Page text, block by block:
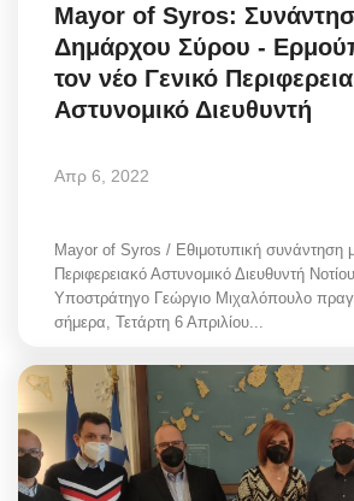
Mayor of Syros:
Δημάρχου Σύρου -
τον νέο Γενικό
Αστυνομικό Διευθυντή
Απρ 6, 2022
Mayor of Syros / Εθιμοτυπική συνάντηση
Περιφερειακό Αστυνομικό Διευθυντή
Υποστράτηγο Γεώργιο Μιχαλόπουλο
σήμερα, Τετάρτη 6 Απριλίου...